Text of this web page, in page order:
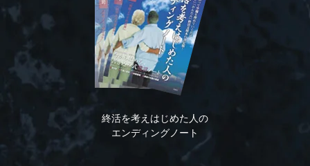
終活を考えはじめた人の
エンディングノート